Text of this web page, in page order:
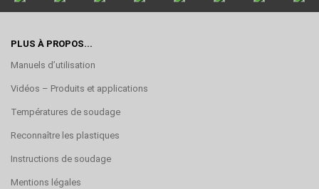
PLUS À PROPOS...
Manuels d’utilisation
Vidéos – Produits et applications
Températures de soudage
Reconnaître les plastiques
Instructions de soudage
Mentions légales